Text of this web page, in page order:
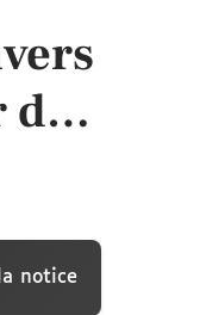
du
notice